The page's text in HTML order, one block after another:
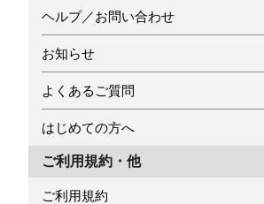
ヘルプ／お問い合わせ
お知らせ
よくあるご質問
はじめての方へ
ご利用規約・他
ご利用規約